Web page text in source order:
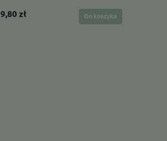
9,80 zł Do koszyka